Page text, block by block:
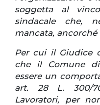
soggetta al
sindacale che,
mancata, ancorché
Per cui il Giudice
che il Comune
essere un
art. 28 L. 300/
Lavoratori, per